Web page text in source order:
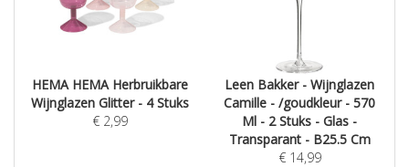
HEMA HEMA Herbruikbare
Wijnglazen Glitter - 4 Stuks
€ 2,99
Leen Bakker - Wijnglazen
Camille - /goudkleur - 570
Ml - 2 Stuks - Glas -
Transparant - B25.5 Cm
€ 14,99